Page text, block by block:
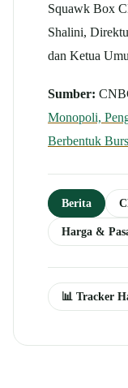
Squawk Box
Shalini,
dan Ketua
Sumber:
Monopoli,
Berbentuk
Berita
Harga &
📊 Tracker